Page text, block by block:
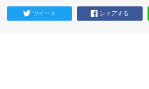
ツイート シェアする